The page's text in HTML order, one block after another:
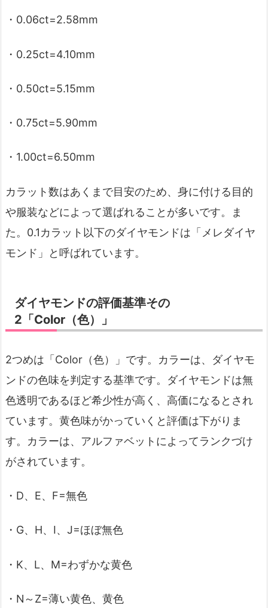
・0.06ct=2.58mm
・0.25ct=4.10mm
・0.50ct=5.15mm
・0.75ct=5.90mm
・1.00ct=6.50mm
カラット数はあくまで目安のため、身に付ける目的
や服装などによって選ばれることが多いです。ま
た。0.1カラット以下のダイヤモンドは「メレダイヤ
モンド」と呼ばれています。
ダイヤモンドの評価基準その
2「Color（色）」
2つめは「Color（色）」です。カラーは、ダイヤモ
ンドの色味を判定する基準です。ダイヤモンドは無
色透明であるほど希少性が高く、高価になるとされ
ています。黄色味がかっていくと評価は下がりま
す。カラーは、アルファベットによってランクづけ
がされています。
・D、E、F=無色
・G、H、I、J=ほぼ無色
・K、L、M=わずかな黄色
・N～Z=薄い黄色、黄色